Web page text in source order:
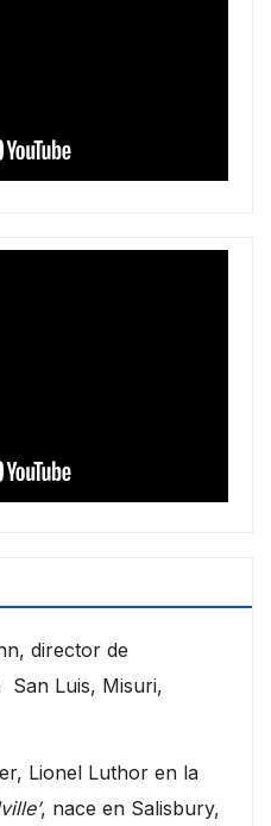
director de
San Luis, Misuri,
Lionel Luthor en la
, nace en Salisbury,